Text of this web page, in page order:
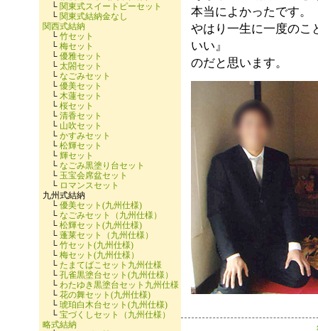
本当によかったです。
やはり一生に一度のこ
いい』
のだと思います。
└ 関東式スイートピーセット
└ 関東式結納金なし
関西式結納
└ 竹セット
└ 梅セット
└ 優雅セット
└ 太閤セット
└ なごみセット
└ 優美セット
└ 木蓮セット
└ 桜セット
└ 清香セット
└ 山吹セット
└ かすみセット
└ 松輝セット
└ 輝セット
└ なごみ黒塗り台セット
└ 玉宝会席盆セット
└ ロマンスセット
九州式結納
└ 優美セット(九州仕様)
└ なごみセット（九州仕様）
└ 松輝セット(九州仕様)
└ 蓬莱セット（九州仕様）
└ 竹セット(九州仕様)
└ 梅セット(九州仕様）
└ たまてばこセット九州仕様
└ 孔雀黒塗台セット(九州仕様）
└ わたゆき黒塗台セット九州仕様
└ 花の舞セット(九州仕様)
└ 琥珀白木台セット(九州仕様)
└ 宝づくしセット（九州仕様）
略式結納